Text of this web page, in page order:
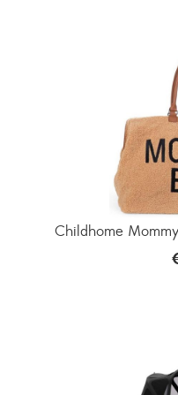
Childhome